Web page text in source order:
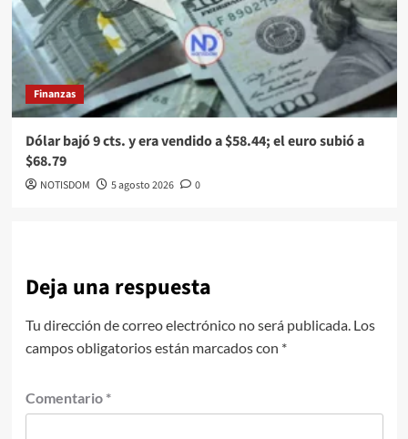
Finanzas
Dólar bajó 9 cts. y era vendido a $58.44; el euro subió a
$68.79
NOTISDOM 5 agosto 2026 0
Deja una respuesta
Tu dirección de correo electrónico no será publicada. Los
campos obligatorios están marcados con *
Comentario *